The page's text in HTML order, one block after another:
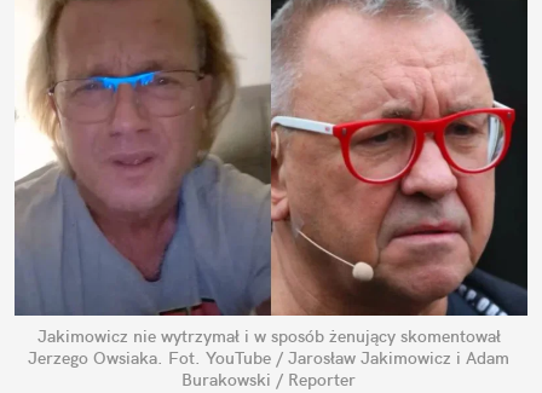
Jakimowicz nie wytrzymał i w sposób żenujący skomentował
Jerzego Owsiaka. Fot. YouTube / Jarosław Jakimowicz i Adam
Burakowski / Reporter